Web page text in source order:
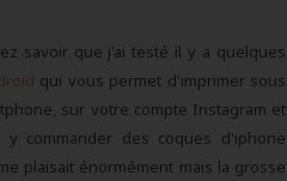
savoir que j'ai testé il y a quelques
qui vous permet d'imprimer sous
sur votre compte Instagram et
commander des coques d'iphone
plaisait énormément mais la grosse